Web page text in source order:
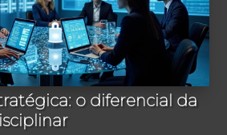
o diferencial da